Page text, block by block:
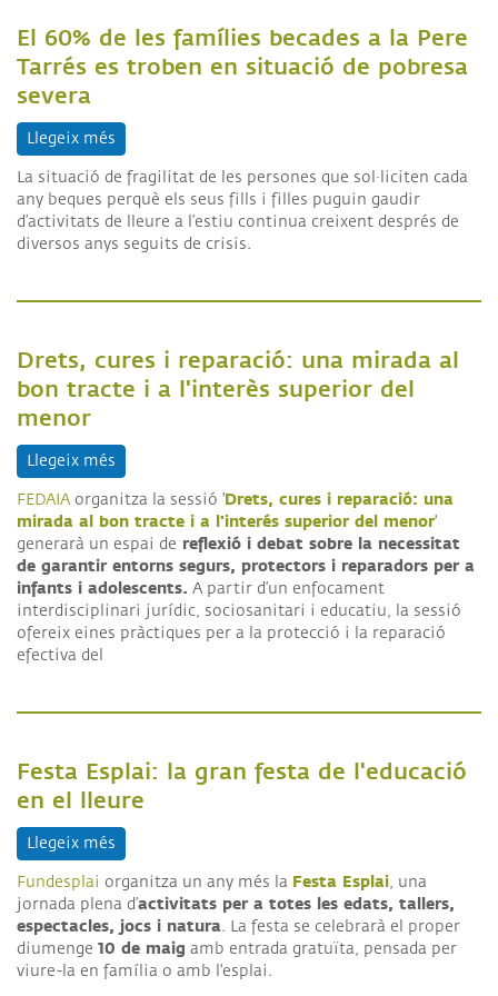
El 60% de les famílies becades a la Pere
Tarrés es troben en situació de pobresa
severa
Llegeix més
La situació de fragilitat de les persones que sol·liciten cada
any beques perquè els seus fills i filles puguin gaudir
d’activitats de lleure a l’estiu continua creixent després de
diversos anys seguits de crisis.
Drets, cures i reparació: una mirada al
bon tracte i a l'interès superior del
menor
Llegeix més
FEDAIA organitza la sessió 'Drets, cures i reparació: una
mirada al bon tracte i a l'interés superior del menor'
generarà un espai de reflexió i debat sobre la necessitat
de garantir entorns segurs, protectors i reparadors per a
infants i adolescents. A partir d’un enfocament
interdisciplinari jurídic, sociosanitari i educatiu, la sessió
ofereix eines pràctiques per a la protecció i la reparació
efectiva del
Festa Esplai: la gran festa de l'educació
en el lleure
Llegeix més
Fundesplai organitza un any més la Festa Esplai, una
jornada plena d’activitats per a totes les edats, tallers,
espectacles, jocs i natura. La festa se celebrarà el proper
diumenge 10 de maig amb entrada gratuïta, pensada per
viure-la en família o amb l'esplai.